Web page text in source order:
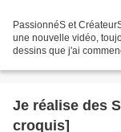
PassionnéS et
une nouvelle vidéo,
dessins que j'ai
Je réalise des
croquis]